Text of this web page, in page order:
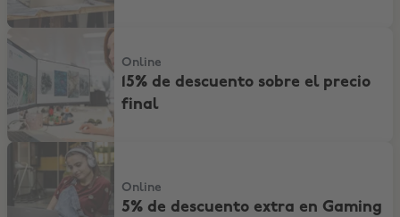
15% de descuento sobre el precio final
Online
15% de descuento sobre el precio
final
5% de descuento extra en Gaming
Online
5% de descuento extra en Gaming